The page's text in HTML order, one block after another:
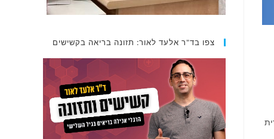
צפו בד"ר אלעד לאור: תזונה בריאה בקשישים